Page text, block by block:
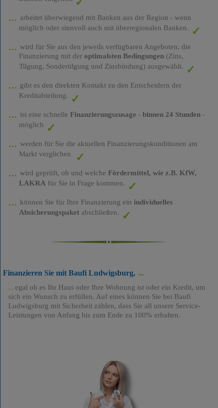
arbeitet überwiegend mit Banken aus der Region - wenn
möglich oder sinnvoll auch mit überregionalen Banken.
wird für Sie aus den jeweils verfügbaren Angeboten, die
Finanzierung mit der optimalsten Bedingungen(Zins,
Tilgung, Sondertilgung und Zinsbindung) ausgewählt.
gibt es den direkten Kontakt zu den Entscheidern der
Kreditabteilung.
ist eine schnelle Finanzierungszusage - binnen 24 Stunden-
möglich
werden für Sie die aktuellen Finanzierungskonditionen am
Markt verglichen
wird geprüft, ob und welche Fördermittel, wie z.B. KfW,
LAKRA für Sie in Frage kommen.
können Sie für Ihre Finanzierung ein individuelles
Absicherungspaketabschließen.
Finanzieren Sie mit Baufi Ludwigsburg,
egal ob es Ihr Haus oder Ihre Wohnung ist oder ein Kredit, um
sich ein Wunsch zu erfüllen. Auf eines können Sie bei Baufi
Ludwigsburg mit Sicherheit zählen, dass Sie all unsere Service-
Leistungen von Anfang bis zum Ende zu 100% erhalten.